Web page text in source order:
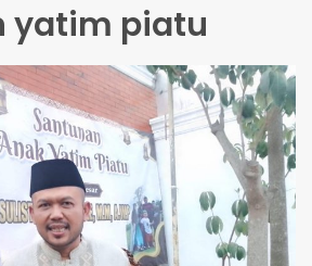
yatim piatu